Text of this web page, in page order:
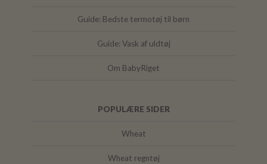
Guide: Bedste termotøj til børn
Guide: Vask af uldtøj
Om BabyRiget
POPULÆRE SIDER
Wheat
Wheat regntøj